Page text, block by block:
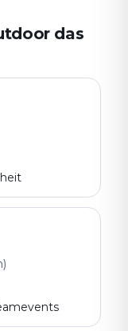
das